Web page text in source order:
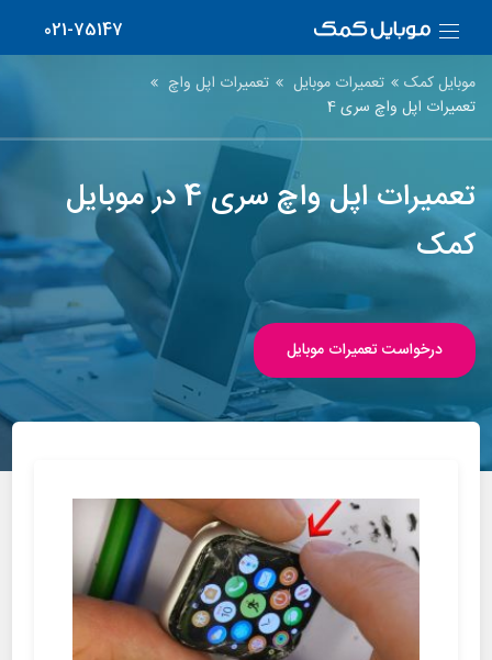
021-75147
موبایل کمک تعمیرات موبایل
تعمیرات اپل واچ
تعمیرات اپل واچ سری 4
تعمیرات اپل واچ سری 4 در موبایل
کمک
درخواست تعمیرات موبایل